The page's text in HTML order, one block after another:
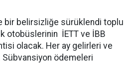
bir belirsizliğe sürüklendi toplu
otobüslerinin İETT ve İBB
olacak. Her ay gelirleri ve
ödemeleri